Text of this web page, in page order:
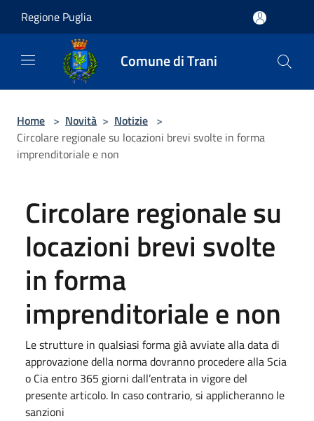
Regione Puglia
Comune di Trani
Home > Novità > Notizie >
Circolare regionale su locazioni brevi svolte in forma
imprenditoriale e non
Circolare regionale su
locazioni brevi svolte
in forma
imprenditoriale e non
Le strutture in qualsiasi forma già avviate alla data di
approvazione della norma dovranno procedere alla Scia
o Cia entro 365 giorni dall’entrata in vigore del
presente articolo. In caso contrario, si applicheranno le
sanzioni